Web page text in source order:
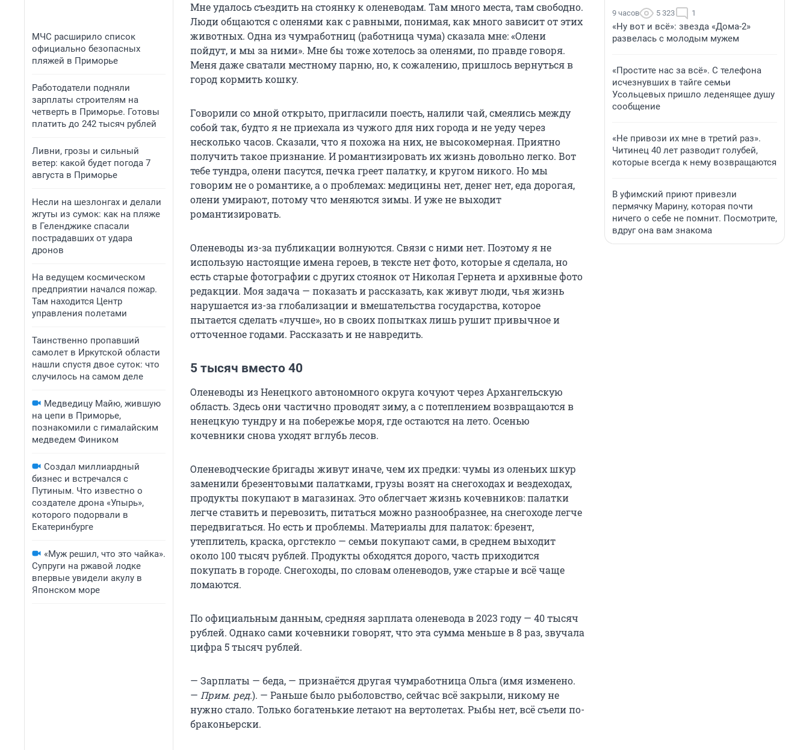
МЧС расширило список
официально безопасных
пляжей в Приморье
Работодатели подняли
зарплаты строителям на
четверть в Приморье. Готовы
платить до 242 тысяч рублей
Ливни, грозы и сильный
ветер: какой будет погода 7
августа в Приморье
Несли на шезлонгах и делали
жгуты из сумок: как на пляже
в Геленджике спасали
пострадавших от удара
дронов
На ведущем космическом
предприятии начался пожар.
Там находится Центр
управления полетами
Таинственно пропавший
самолет в Иркутской области
нашли спустя двое суток: что
случилось на самом деле
Медведицу Майю, жившую
на цепи в Приморье,
познакомили с гималайским
медведем Фиником
Создал миллиардный
бизнес и встречался с
Путиным. Что известно о
создателе дрона «Упырь»,
которого подорвали в
Екатеринбурге
«Муж решил, что это чайка».
Супруги на ржавой лодке
впервые увидели акулу в
Японском море
Мне удалось съездить на стоянку к оленеводам. Там много места, там свободно.
Люди общаются с оленями как с равными, понимая, как много зависит от этих
животных. Одна из чумработниц (работница чума) сказала мне: «Олени
пойдут, и мы за ними». Мне бы тоже хотелось за оленями, по правде говоря.
Меня даже сватали местному парню, но, к сожалению, пришлось вернуться в
город кормить кошку.
Говорили со мной открыто, пригласили поесть, налили чай, смеялись между
собой так, будто я не приехала из чужого для них города и не уеду через
несколько часов. Сказали, что я похожа на них, не высокомерная. Приятно
получить такое признание. И романтизировать их жизнь довольно легко. Вот
тебе тундра, олени пасутся, печка греет палатку, и кругом никого. Но мы
говорим не о романтике, а о проблемах: медицины нет, денег нет, еда дорогая,
олени умирают, потому что меняются зимы. И уже не выходит
романтизировать.
Оленеводы из-за публикации волнуются. Связи с ними нет. Поэтому я не
использую настоящие имена героев, в тексте нет фото, которые я сделала, но
есть старые фотографии с других стоянок от Николая Гернета и архивные фото
редакции. Моя задача — показать и рассказать, как живут люди, чья жизнь
нарушается из-за глобализации и вмешательства государства, которое
пытается сделать «лучше», но в своих попытках лишь рушит привычное и
отточенное годами. Рассказать и не навредить.
5 тысяч вместо 40
Оленеводы из Ненецкого автономного округа кочуют через Архангельскую
область. Здесь они частично проводят зиму, а с потеплением возвращаются в
ненецкую тундру и на побережье моря, где остаются на лето. Осенью
кочевники снова уходят вглубь лесов.
Оленеводческие бригады живут иначе, чем их предки: чумы из оленьих шкур
заменили брезентовыми палатками, грузы возят на снегоходах и вездеходах,
продукты покупают в магазинах. Это облегчает жизнь кочевников: палатки
легче ставить и перевозить, питаться можно разнообразнее, на снегоходе легче
передвигаться. Но есть и проблемы. Материалы для палаток: брезент,
утеплитель, краска, оргстекло — семьи покупают сами, в среднем выходит
около 100 тысяч рублей. Продукты обходятся дорого, часть приходится
покупать в городе. Снегоходы, по словам оленеводов, уже старые и всё чаще
ломаются.
По официальным данным, средняя зарплата оленевода в 2023 году — 40 тысяч
рублей. Однако сами кочевники говорят, что эта сумма меньше в 8 раз, звучала
цифра 5 тысяч рублей.
— Зарплаты — беда, — признаётся другая чумработница Ольга (имя изменено.
— Прим. ред.). — Раньше было рыболовство, сейчас всё закрыли, никому не
нужно стало. Только богатенькие летают на вертолетах. Рыбы нет, всё съели по-
браконьерски.
9 часов 5 323 1
«Ну вот и всё»: звезда «Дома-2»
развелась с молодым мужем
«Простите нас за всё». С телефона
исчезнувших в тайге семьи
Усольцевых пришло леденящее душу
сообщение
«Не привози их мне в третий раз».
Читинец 40 лет разводит голубей,
которые всегда к нему возвращаются
В уфимский приют привезли
пермячку Марину, которая почти
ничего о себе не помнит. Посмотрите,
вдруг она вам знакома